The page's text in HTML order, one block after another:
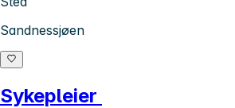
Sandnessjøen
Sykepleier